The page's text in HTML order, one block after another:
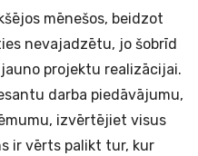
mēnešos, beidzot
nevajadzētu, jo šobrīd
projektu realizācijai.
darba piedāvājumu,
izvērtējiet visus
ir vērts palikt tur, kur